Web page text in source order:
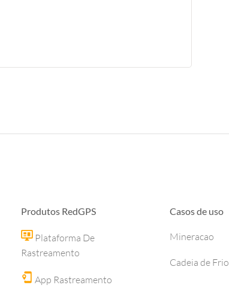
Produtos RedGPS
Plataforma De
Rastreamento
App Rastreamento
Casos de uso
Mineracao
Cadeia de Frio